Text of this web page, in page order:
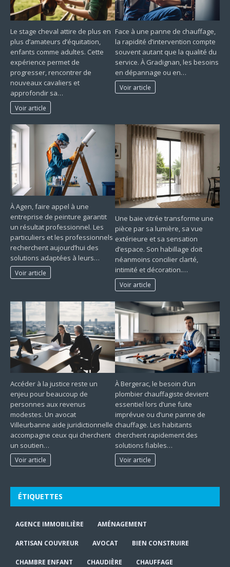
Le stage cheval attire de plus en
plus d’amateurs d’équitation,
enfants comme adultes. Cette
expérience permet de
progresser, rencontrer de
nouveaux cavaliers et
approfondir sa…
Voir article
Face à une panne de chauffage,
la rapidité d’intervention compte
souvent autant que la qualité du
service. À Gradignan, les besoins
en dépannage ou en…
Voir article
À Agen, faire appel à une
entreprise de peinture garantit
un résultat professionnel. Les
particuliers et les professionnels
recherchent aujourd’hui des
solutions adaptées à leurs…
Voir article
Une baie vitrée transforme une
pièce par sa lumière, sa vue
extérieure et sa sensation
d’espace. Son habillage doit
néanmoins concilier clarté,
intimité et décoration.…
Voir article
Accéder à la justice reste un
enjeu pour beaucoup de
personnes aux revenus
modestes. Un avocat
Villeurbanne aide juridictionnelle
accompagne ceux qui cherchent
un soutien…
Voir article
À Bergerac, le besoin d’un
plombier chauffagiste devient
essentiel lors d’une fuite
imprévue ou d’une panne de
chauffage. Les habitants
cherchent rapidement des
solutions fiables…
Voir article
ÉTIQUETTES
AGENCE IMMOBILIÈRE AMÉNAGEMENT
ARTISAN COUVREUR AVOCAT BIEN CONSTRUIRE
CHAMBRE ENFANT CHAUDIÈRE CHAUFFAGE